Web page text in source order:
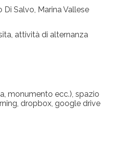
Di Salvo, Marina Vallese
attività di alternanza
monumento ecc.), spazio
dropbox, google drive